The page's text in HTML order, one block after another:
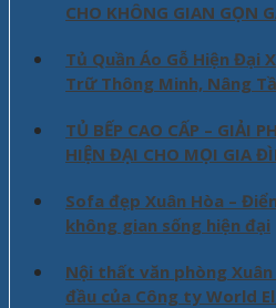
CHO KHÔNG GIAN GỌN
Tủ Quần Áo Gỗ Hiện Đại
Trữ Thông Minh, Nâng
TỦ BẾP CAO CẤP – GIẢI
HIỆN ĐẠI CHO MỌI GIA
Sofa đẹp Xuân Hòa –
không gian sống hiện đại
Nội thất văn phòng Xuân
đầu của Công ty World